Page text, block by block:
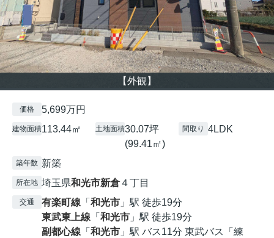
【外観】
価格 5,699万円
建物面積113.44㎡ 土地面積30.07坪
(99.41㎡)
間取り 4LDK
築年数 新築
所在地 埼玉県和光市新倉４丁目
交通 有楽町線 「 和光市 」駅 徒歩19分
東武東上線 「 和光市 」駅 徒歩19分
副都心線 「 和光市 」駅 バス11分 東武バス「練